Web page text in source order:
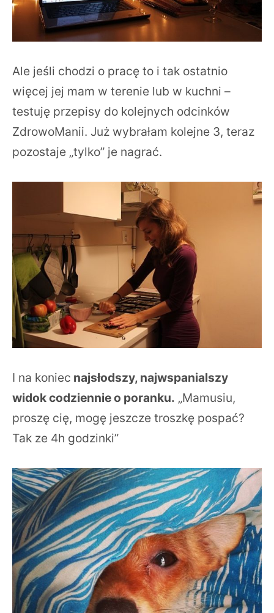
Ale jeśli chodzi o pracę to i tak ostatnio
więcej jej mam w terenie lub w kuchni –
testuję przepisy do kolejnych odcinków
ZdrowoManii. Już wybrałam kolejne 3, teraz
pozostaje „tylko” je nagrać.
I na koniec najsłodszy, najwspanialszy
widok codziennie o poranku. „Mamusiu,
proszę cię, mogę jeszcze troszkę pospać?
Tak ze 4h godzinki”